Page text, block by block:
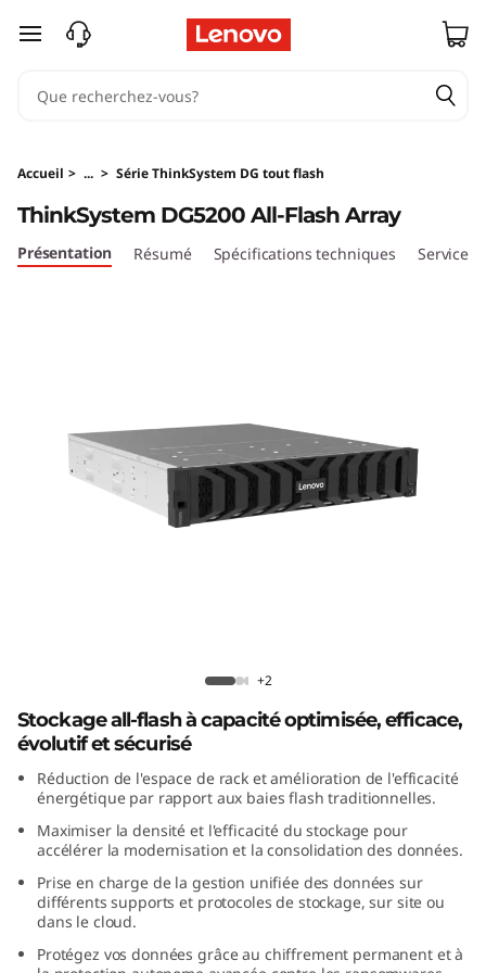
U
é
T
m
D
G
0
passer au contenu principal
Accueil > ... > Série ThinkSystem DG tout flash
ThinkSystem DG5200 All-Flash Array
ThinkSystem DG5200 All-Flash Array
Présentation Résumé Spécifications techniques Services
+2
Stockage all-flash à capacité optimisée, efficace,
évolutif et sécurisé
Réduction de l'espace de rack et amélioration de l'efficacité
énergétique par rapport aux baies flash traditionnelles.
Maximiser la densité et l'efficacité du stockage pour
accélérer la modernisation et la consolidation des données.
Prise en charge de la gestion unifiée des données sur
différents supports et protocoles de stockage, sur site ou
dans le cloud.
Protégez vos données grâce au chiffrement permanent et à